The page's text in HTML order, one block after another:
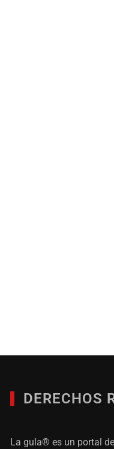
DERECHOS
La gula® es un portal